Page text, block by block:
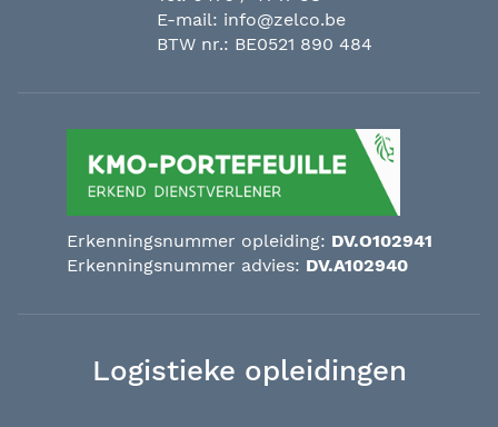
Erkenningsnummer opleiding: DV.O102941
Erkenningsnummer advies: DV.A102940
E-mail: info@zelco.be
BTW nr.: BE0521 890 484
Logistieke opleidingen